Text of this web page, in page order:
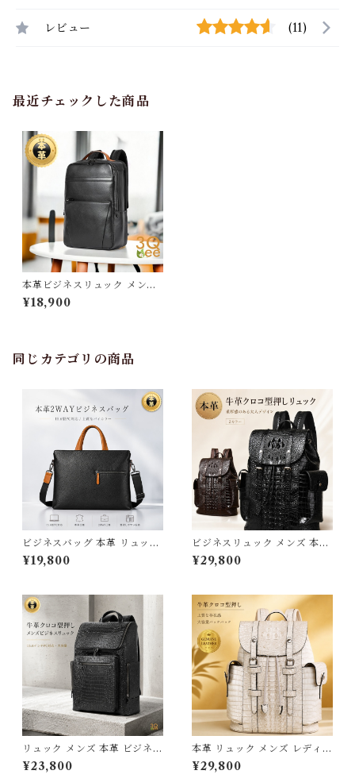
レビュー (11)
最近チェックした商品
本革ビジネスリュック メンズ
本革使用 撥水加工 ビジネスリ
ュックサック 15.6インチ ワイ
¥18,900
同じカテゴリの商品
ビジネスバッグ 本革 リュック
大容量 メンズ リュックサック
ビジネスリュック バックパッ
学 出張 旅行 バッグ おしゃれ
30代 40代 50代 スクエア型
軽量 防水 ワンショルダー ブラ
ンド ギフト 3Qee 266781_e
e
¥19,800
ビジネスリュック メンズ 本革
リュック 大容量 撥水 A4 15.6
インチ PC パソコン バックパ
ネスバッグ リュックサック カ
バン カバン ギフト プレゼント
旦那 父の日 3Qee 576330bk
_qz
¥29,800
リュック メンズ 本革 ビジネス
リュック 大容量 撥水 クロコ型
押し バックパック 15.6インチ
¥23,800
本革 リュック メンズ レディー
ス ビジネスリュック 大容量 撥
水 15.6インチ PC対応 a4 バ
¥29,800